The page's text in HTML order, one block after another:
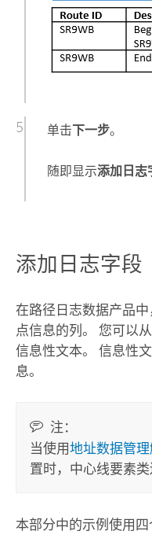
单击下一步。
随即显示添加日志
添加日志字段
在路径日志数据产品
点信息的列。 您可以
信息性文本。 信息性
息。
注：
当使用地址数据管
置时，中心线要素类
本部分中的示例使用四